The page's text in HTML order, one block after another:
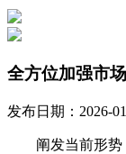
全方位加强市
发布日期：2026-
阐发当前形势